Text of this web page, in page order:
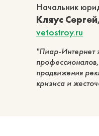
Начальник
Кляус
vetostroy.ru
Пиар-Интернет
продвижения
кризиса и